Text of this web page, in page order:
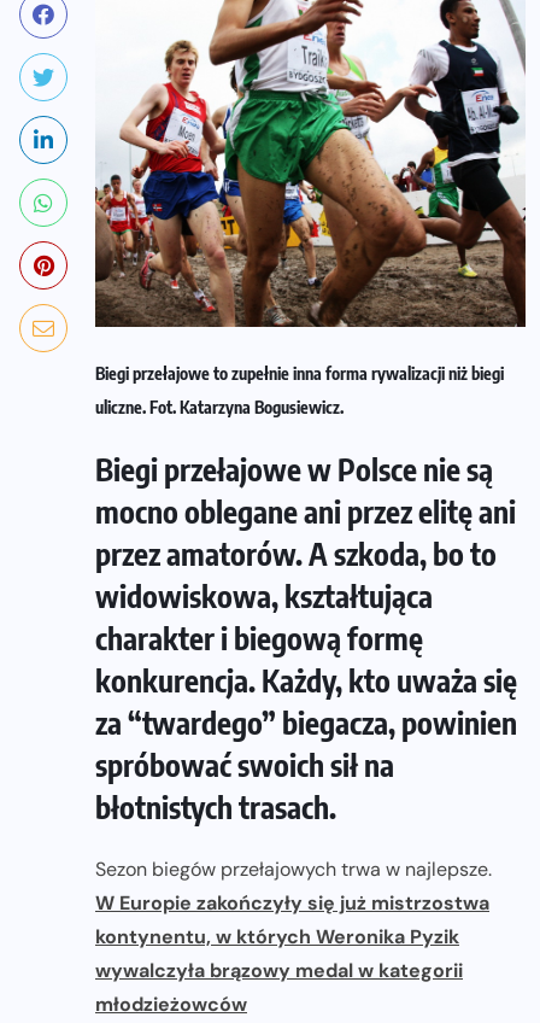
Biegi przełajowe to zupełnie inna forma rywalizacji niż biegi
uliczne. Fot. Katarzyna Bogusiewicz.
Biegi przełajowe w Polsce nie są
mocno oblegane ani przez elitę ani
przez amatorów. A szkoda, bo to
widowiskowa, kształtująca
charakter i biegową formę
konkurencja. Każdy, kto uważa się
za “twardego” biegacza, powinien
spróbować swoich sił na
błotnistych trasach.
Sezon biegów przełajowych trwa w najlepsze.
W Europie zakończyły się już mistrzostwa
kontynentu, w których Weronika Pyzik
wywalczyła brązowy medal w kategorii
młodzieżowców